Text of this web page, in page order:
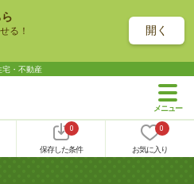
る！ 開く
宅・不動産
0
保存した条件
0
お気に入り